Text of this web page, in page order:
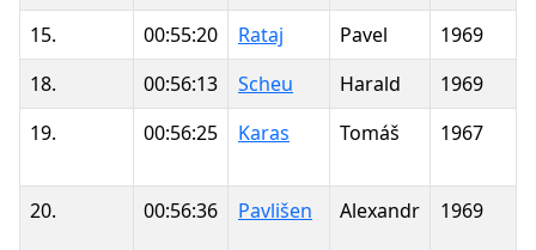
15.
00:55:20 Rataj Pavel 1969
18.
00:56:13 Scheu Harald 1969
19.
00:56:25 Karas Tomáš 1967
20.
00:56:36 Pavlišen Alexandr 1969